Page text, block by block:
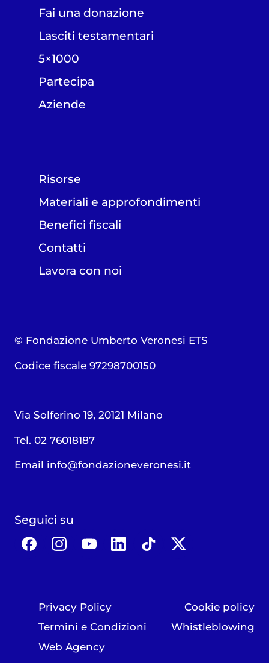
Fai una donazione
Lasciti testamentari
5×1000
Partecipa
Aziende
Risorse
Materiali e approfondimenti
Benefici fiscali
Contatti
Lavora con noi
© Fondazione Umberto Veronesi ETS
Codice fiscale 97298700150
Via Solferino 19, 20121 Milano
Tel. 02 76018187
Email info@fondazioneveronesi.it
Seguici su
Privacy Policy
Cookie policy
Termini e Condizioni
Whistleblowing
Web Agency